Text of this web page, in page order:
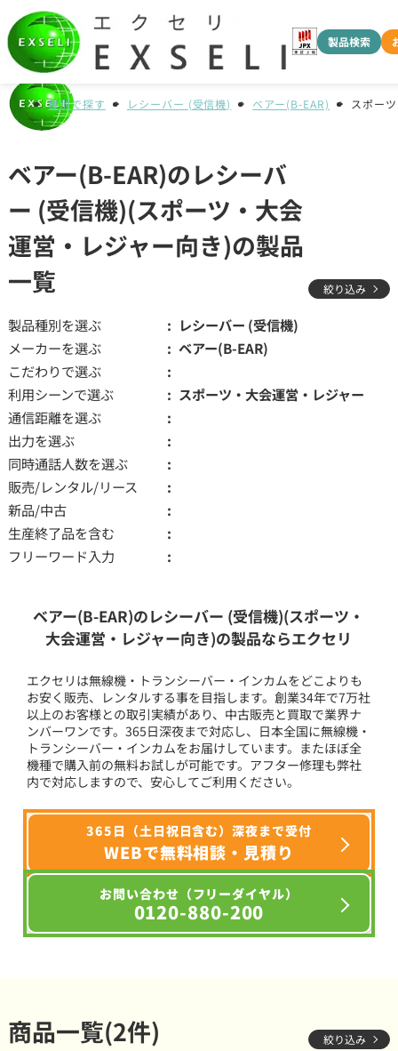
製品検索
種別で探す レシーバー (受信機) ベアー(B-EAR) スポー
ベアー(B-EAR)のレシーバ
ー (受信機)(スポーツ・大会
運営・レジャー向き)の製品
一覧
絞り込み
製品種別を選ぶ
レシーバー (受信機)
メーカーを選ぶ
ベアー(B-EAR)
こだわりで選ぶ
利用シーンで選ぶ
スポーツ・大会運営・レジャー
通信距離を選ぶ
出力を選ぶ
同時通話人数を選ぶ
販売/レンタル/リース
新品/中古
生産終了品を含む
フリーワード入力
ベアー(B-EAR)のレシーバー (受信機)(スポーツ・
大会運営・レジャー向き)の製品ならエクセリ
エクセリは無線機・トランシーバー・インカムをどこよりも
お安く販売、レンタルする事を目指します。創業34年で7万社
以上のお客様との取引実績があり、中古販売と買取で業界ナ
ンバーワンです。365日深夜まで対応し、日本全国に無線機・
トランシーバー・インカムをお届けしています。またほぼ全
機種で購入前の無料お試しが可能です。アフター修理も弊社
内で対応しますので、安心してご利用ください。
365日（土日祝日含む）深夜まで受付
WEBで無料相談・見積り
お問い合わせ（フリーダイヤル）
0120-880-200
商品一覧(2件) 絞り込み